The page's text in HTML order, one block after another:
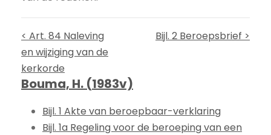
< Art. 84 Naleving
en wijziging van de
kerkorde
Bijl. 2 Beroepsbrief >
Bouma, H. (1983v)
Bijl. 1 Akte van beroepbaar-verklaring
Bijl. 1a Regeling voor de beroeping van een